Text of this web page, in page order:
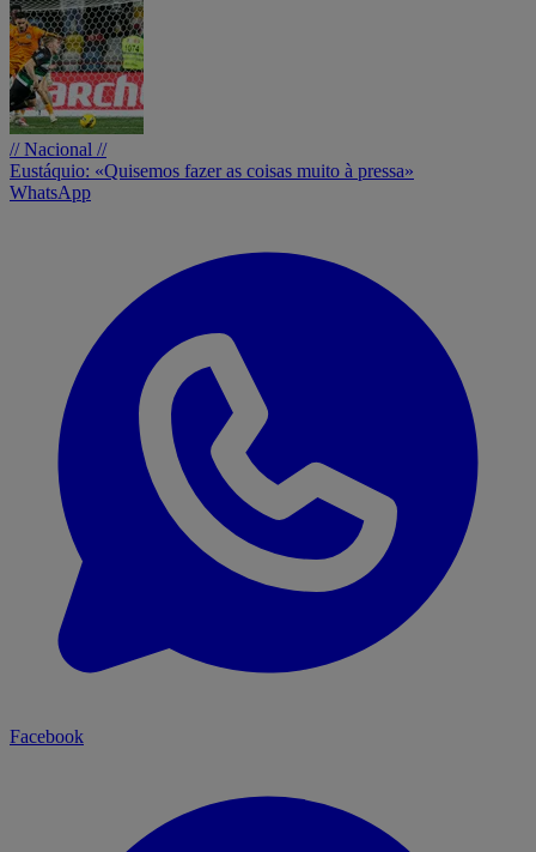
// Nacional //
Eustáquio: «Quisemos fazer as coisas muito à pressa»
WhatsApp
Facebook